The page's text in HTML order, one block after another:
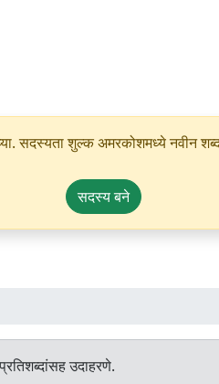
शुल्क अमरकोशमध्ये नवीन शब्द
सदस्य बने
उदाहरणे.